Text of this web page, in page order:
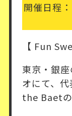
開催日程：
【 Fun
東京・銀
オにて、
the Baetの